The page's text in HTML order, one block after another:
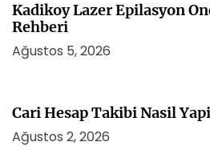
Kadikoy Lazer Epilasyon
Rehberi
Ağustos 5, 2026
Cari Hesap Takibi Nasil
Ağustos 2, 2026